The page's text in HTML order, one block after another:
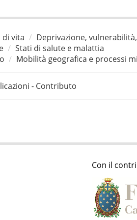
di vita
Deprivazione,
Stati di salute e malattia
Mobilità geografica e processi
- Contributo
Con il